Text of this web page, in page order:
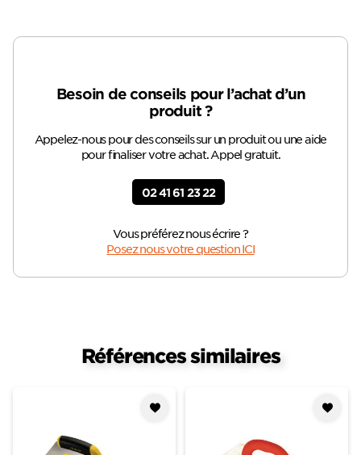
Besoin de conseils pour l’achat d’un
produit ?
Appelez-nous pour des conseils sur un produit ou une aide
pour finaliser votre achat. Appel gratuit.
02 41 61 23 22
Vous préférez nous écrire ?
Posez nous votre question ICI
Références similaires
à mes
à mes